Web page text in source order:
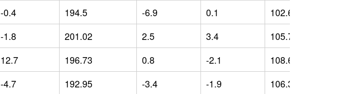
-0.4 194.5 -6.9 0.1 102.67
-1.8 201.02 2.5 3.4 105.71
12.7 196.73 0.8 -2.1 108.62
-4.7 192.95 -3.4 -1.9 106.35